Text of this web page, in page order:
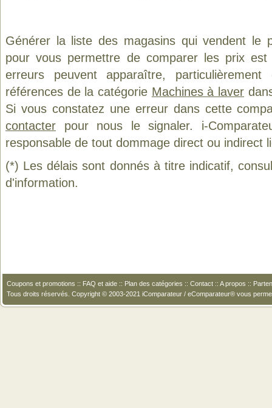
Générer la liste des magasins qui vendent le
pour vous permettre de comparer les prix
erreurs peuvent apparaître,
références de la catégorie Machines à laver
Si vous constatez une erreur dans cette
contacter pour nous le signaler. i-
responsable de tout dommage direct ou indirect
(*) Les délais sont donnés à titre indicatif,
d'information.
Coupons et promotions :: FAQ et aide :: Plan des catégories :: Contact :: A propos ::
Tous droits réservés. Copyright © 2003-2021 iComparateur / eComparateur® vous